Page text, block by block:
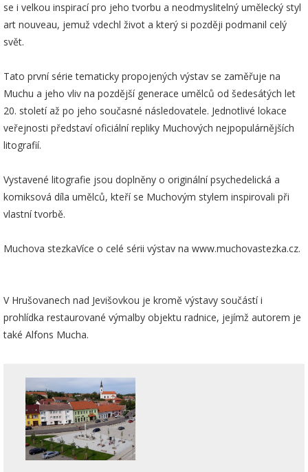
se i velkou inspirací pro jeho tvorbu a neodmyslitelný umělecký styl
art nouveau, jemuž vdechl život a který si později podmanil celý
svět.
Tato první série tematicky propojených výstav se zaměřuje na
Muchu a jeho vliv na pozdější generace umělců od šedesátých let
20. století až po jeho současné následovatele. Jednotlivé lokace
veřejnosti představí oficiální repliky Muchových nejpopulárnějších
litografií.
Vystavené litografie jsou doplněny o originální psychedelická a
komiksová díla umělců, kteří se Muchovým stylem inspirovali při
vlastní tvorbě.
Muchova stezkaVíce o celé sérii výstav na www.muchovastezka.cz.
V Hrušovanech nad Jevišovkou je kromě výstavy součástí i
prohlídka restaurované výmalby objektu radnice, jejímž autorem je
také Alfons Mucha.